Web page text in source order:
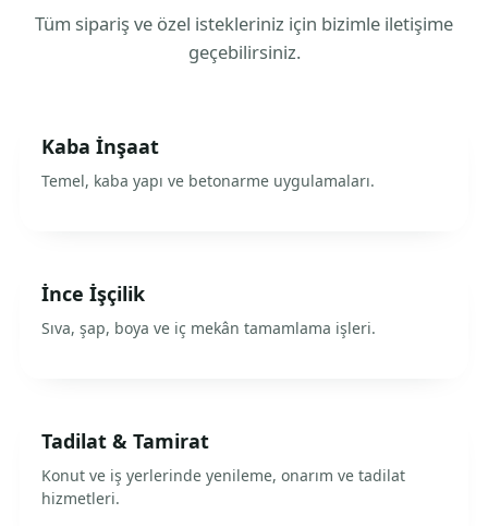
Tüm sipariş ve özel istekleriniz için bizimle iletişime
geçebilirsiniz.
Kaba İnşaat
Temel, kaba yapı ve betonarme uygulamaları.
İnce İşçilik
Sıva, şap, boya ve iç mekân tamamlama işleri.
Tadilat & Tamirat
Konut ve iş yerlerinde yenileme, onarım ve tadilat
hizmetleri.